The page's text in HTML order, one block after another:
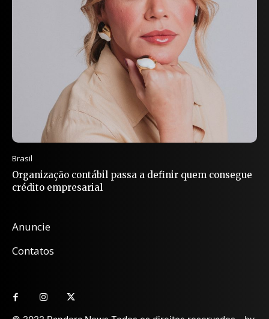
Brasil
Organização contábil passa a definir quem consegue
crédito empresarial
Anuncie
Contatos